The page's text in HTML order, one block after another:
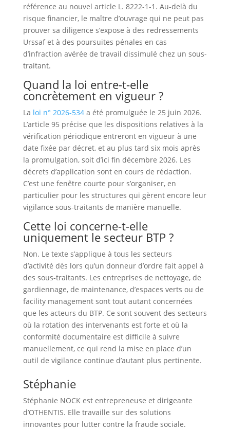
référence au nouvel article L. 8222-1-1. Au-delà du
risque financier, le maître d’ouvrage qui ne peut pas
prouver sa diligence s’expose à des redressements
Urssaf et à des poursuites pénales en cas
d’infraction avérée de travail dissimulé chez un sous-
traitant.
Quand la loi entre-t-elle
concrètement en vigueur ?
La loi n° 2026-534a été promulguée le 25 juin 2026.
L’article 95 précise que les dispositions relatives à la
vérification périodique entreront en vigueur à une
date fixée par décret, et au plus tard six mois après
la promulgation, soit d’ici fin décembre 2026. Les
décrets d’application sont en cours de rédaction.
C’est une fenêtre courte pour s’organiser, en
particulier pour les structures qui gèrent encore leur
vigilance sous-traitants de manière manuelle.
Cette loi concerne-t-elle
uniquement le secteur BTP ?
Non. Le texte s’applique à tous les secteurs
d’activité dès lors qu’un donneur d’ordre fait appel à
des sous-traitants. Les entreprises de nettoyage, de
gardiennage, de maintenance, d’espaces verts ou de
facility management sont tout autant concernées
que les acteurs du BTP. Ce sont souvent des secteurs
où la rotation des intervenants est forte et où la
conformité documentaire est difficile à suivre
manuellement, ce qui rend la mise en place d’un
outil de vigilance continue d’autant plus pertinente.
Stéphanie
Stéphanie NOCK est entrepreneuse et dirigeante
d’OTHENTIS. Elle travaille sur des solutions
innovantes pour lutter contre la fraude sociale.